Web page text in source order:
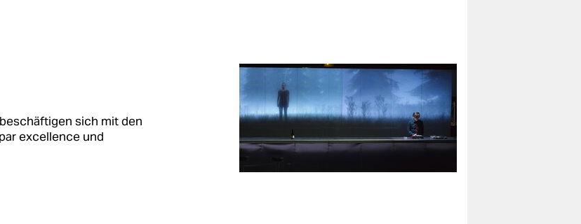
sich mit den
excellence und